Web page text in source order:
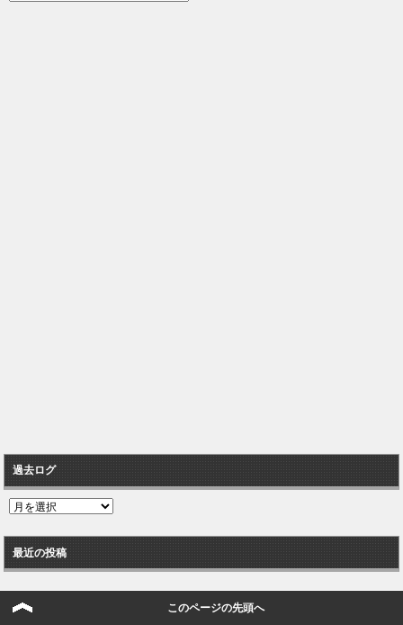
過去ログ
過
ロ
グ
最近の投稿
年内のそう遠くないタイミングでスズキも電気軽乗用車を発表へ。ラッコ
より安い可能性大
このページの先頭へ